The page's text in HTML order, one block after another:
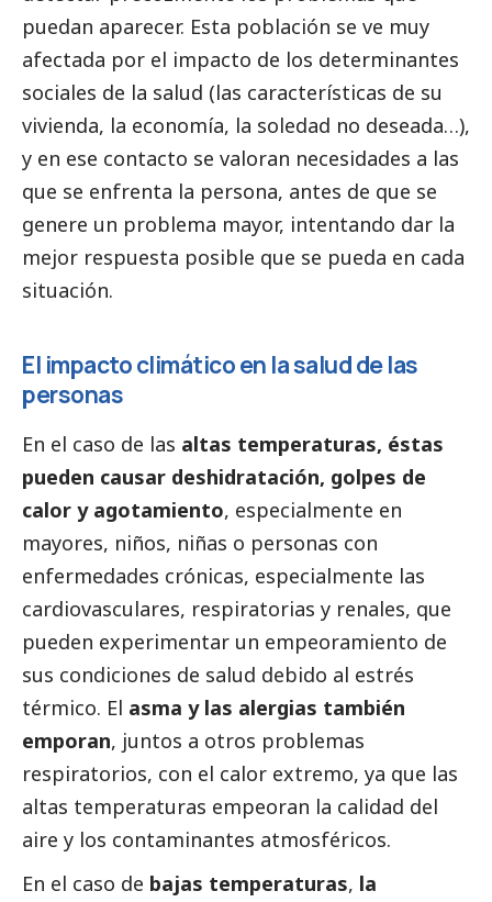
puedan aparecer. Esta población se ve muy
afectada por el impacto de los determinantes
sociales de la salud (las características de su
vivienda, la economía, la soledad no deseada…),
y en ese contacto se valoran necesidades a las
que se enfrenta la persona, antes de que se
genere un problema mayor, intentando dar la
mejor respuesta posible que se pueda en cada
situación.
El impacto climático en la salud de las
personas
En el caso de las altas temperaturas, éstas
pueden causar deshidratación, golpes de
calor y agotamiento, especialmente en
mayores, niños, niñas o personas con
enfermedades crónicas, especialmente las
cardiovasculares, respiratorias y renales, que
pueden experimentar un empeoramiento de
sus condiciones de salud debido al estrés
térmico. El asma y las alergias también
emporan, juntos a otros problemas
respiratorios, con el calor extremo, ya que las
altas temperaturas empeoran la calidad del
aire y los contaminantes atmosféricos.
En el caso de bajas temperaturas, la